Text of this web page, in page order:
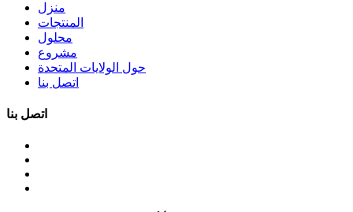
منزل
المنتجات
محلول
مشروع
حول الولايات المتحدة
اتصل بنا
اتصل بنا